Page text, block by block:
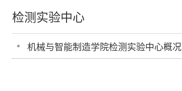
检测实验中心
机械与智能制造学院检测实验中心概况